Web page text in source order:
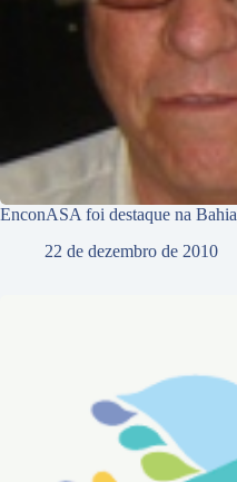
EnconASA foi destaque na Bahia
22 de dezembro de 2010